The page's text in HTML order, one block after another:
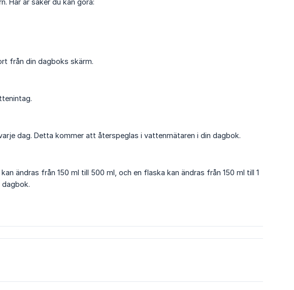
Här är saker du kan göra:
från din dagboks skärm.
dag. Detta kommer att återspeglas i vattenmätaren i din dagbok.
ändras från 150 ml till 500 ml, och en flaska kan ändras från 150 ml till 1